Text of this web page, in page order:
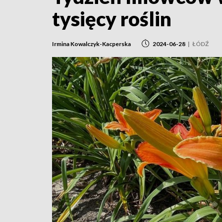
tysięcy roślin
Irmina Kowalczyk-Kacperska 2024-06-28 | ŁÓDŹ